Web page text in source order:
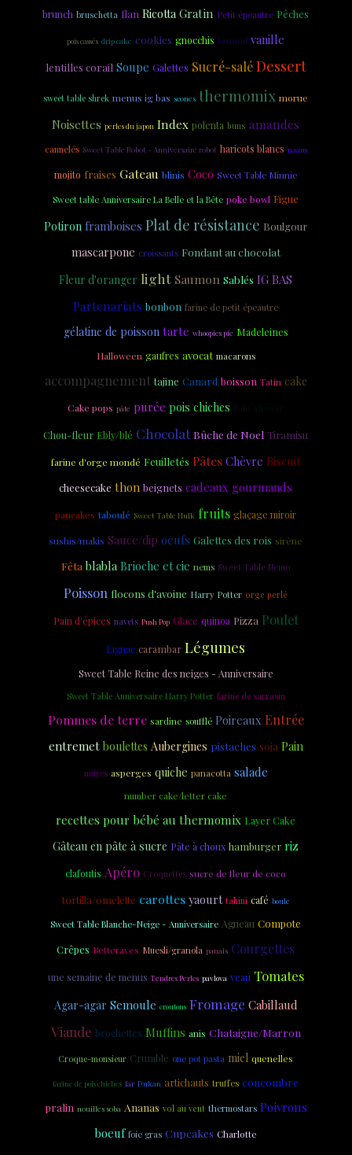
brunch bruschetta flan Ricotta Gratin Petit épeautre Pêches
pois cassés drip cake cookies gnocchis fenouil vanille
lentilles corail Soupe Galettes Sucré-saléDessert
sweet table shrek menus ig bas scones thermomix morue
Noisettes perles du japon Index polenta buns amandes
cannelés Sweet Table Robot - Anniversaire robot haricots blancs naans
mojito fraises Gateau blinis Coco Sweet Table Minnie
Sweet table Anniversaire La Belle et la Bête poke bowl Figue
Potiron framboises Plat de résistance Boulgour
mascarpone croissants Fondant au chocolat
Fleur d'oranger light Saumon Sablés IG BAS
Partenariats bonbon farine de petit épeautre
gélatine de poisson tarte whoopies pie Madeleines
Halloween gaufres avocat macarons
accompagnement tajine Canard boisson Tatin cake
Cake pops pâte purée pois chiches
Chou-fleur Ebly/blé Chocolat Bûche de Noel Tiramisu
farine d'orge mondé Feuilletés Pâtes Chèvre Biscuit
cheesecake thon beignets cadeaux gourmands
pancakes taboulé Sweet Table Hulk fruits glaçage miroir
sushis/makis Sauce/dip oeufs Galettes des rois sirène
Fêta blabla Brioche et cie nems Sweet Table Nemo
Poisson flocons d'avoine Harry Potter orge perlé
Pain d'épices navets Push Pop Glace quinoa Pizza Poulet
Lignac carambar Légumes
Sweet Table Reine des neiges - Anniversaire
Sweet Table Anniversaire Harry Potter farine de sarrasin
Pommes de terre sardine soufflé Poireaux Entrée
entremet boulettes Aubergines pistaches soja Pain
mûres asperges quiche panacotta salade
number cake/letter cake
recettes pour bébé au thermomix Layer Cake
Gâteau en pâte à sucre Pâte à choux hamburger riz
clafoutis Apéro Croquettes sucre de fleur de coco
tortilla/omelette carottes yaourt tahini café boule
Sweet Table Blanche-Neige - Anniversaire Agneau Compote
Crêpes Betteraves Muesli/granola panais Courgettes
une semaine de menus Tendres Perles pavlova veau Tomates
Agar-agar Semoule croutons Fromage Cabillaud
Viande brochettes Muffins anis Chataigne/Marron
Croque-monsieur Crumble one pot pasta miel quenelles
farine de pois chiches far Dukan artichauts truffes concombre
pralin nouilles soba Ananas vol au vent thermostars Poivrons
boeuf foie gras Cupcakes Charlotte